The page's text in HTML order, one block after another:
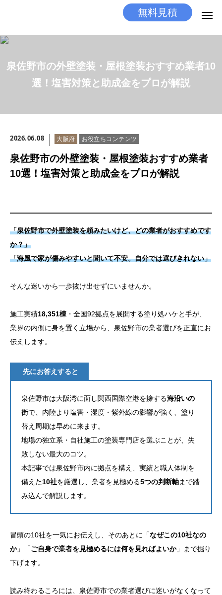
無料見積
泉佐野市の外壁塗装・屋根塗装おすすめ業者10
選！塩害対策と助成金をプロが解説
2026.06.08 大阪府 お役立ちコンテンツ
泉佐野市の外壁塗装・屋根塗装おすすめ業者
10選！塩害対策と助成金をプロが解説
「泉佐野市で外壁塗装を頼みたいけど、どの業者がおすすめです
か？」
「海風で家が傷みやすいと聞いて不安。自分では選びきれない」
そんな迷いから一歩抜け出せずにいませんか。
施工実績18,351棟 ・全国92拠点を展開する塗り処ハケと手が、
業界の内側に身を置く立場から、泉佐野市の業者選びを正直にお
伝えします。
先にお答えすると
泉佐野市は大阪湾に面し関西国際空港を擁する海沿いの
街で、内陸より塩害・湿度・紫外線の影響が強く、塗り
替え周期は早めに来ます。
地場の独立系・自社施工の塗装専門店を選ぶことが、失
敗しない最大のコツ。
本記事では泉佐野市内に拠点を構え、実績と職人体制を
備えた10社を厳選し、業者を見極める5つの判断軸まで踏
み込んで解説します。
冒頭の10社を一気にお伝えし、そのあとに「なぜこの10社なの
か」「ご自身で業者を見極めるには何を見ればよいか」まで掘り
下げます。
読み終わるころには、泉佐野市での業者選びに迷いがなくなって
LINEする 電話する
施工メニュー
工事の流れ
店舗
お問い合わせ